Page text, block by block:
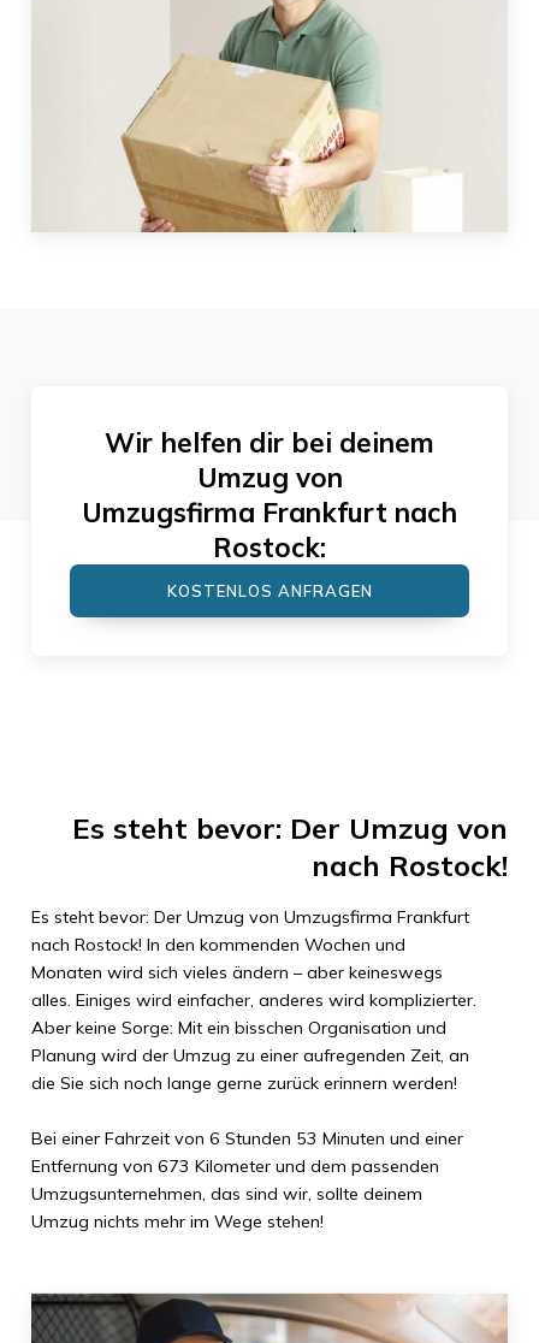
Wir helfen dir bei deinem
Umzug von
Umzugsfirma Frankfurt nach
Rostock:
KOSTENLOS ANFRAGEN
Es steht bevor: Der Umzug von
nach Rostock!
Es steht bevor: Der Umzug von Umzugsfirma Frankfurt
nach Rostock! In den kommenden Wochen und
Monaten wird sich vieles ändern – aber keineswegs
alles. Einiges wird einfacher, anderes wird komplizierter.
Aber keine Sorge: Mit ein bisschen Organisation und
Planung wird der Umzug zu einer aufregenden Zeit, an
die Sie sich noch lange gerne zurück erinnern werden!
Bei einer Fahrzeit von 6 Stunden 53 Minuten und einer
Entfernung von 673 Kilometerund dem passenden
Umzugsunternehmen, das sind wir, sollte deinem
Umzug nichts mehr im Wege stehen!